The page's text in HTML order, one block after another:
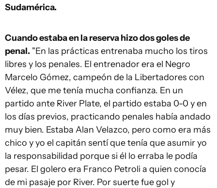
Sudamérica.
Cuando estaba en la reserva hizo dos goles de
penal. "En las prácticas entrenaba mucho los tiros
libres y los penales. El entrenador era el Negro
Marcelo Gómez, campeón de la Libertadores con
Vélez, que me tenía mucha confianza. En un
partido ante River Plate, el partido estaba 0-0 y en
los días previos, practicando penales había andado
muy bien. Estaba Alan Velazco, pero como era más
chico y yo el capitán sentí que tenía que asumir yo
la responsabilidad porque si él lo erraba le podía
pesar. El golero era Franco Petroli a quien conocía
de mi pasaje por River. Por suerte fue gol y